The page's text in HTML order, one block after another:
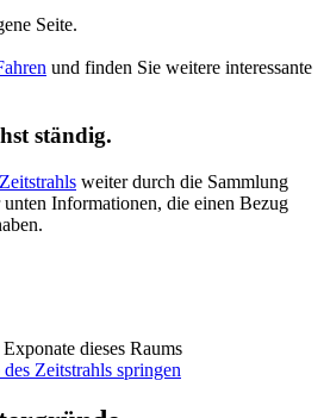
Seite.
und finden Sie weitere interessante
ständig.
Zeitstrahls weiter durch die Sammlung
Informationen, die einen Bezug
dieses Raums
Zeitstrahls springen